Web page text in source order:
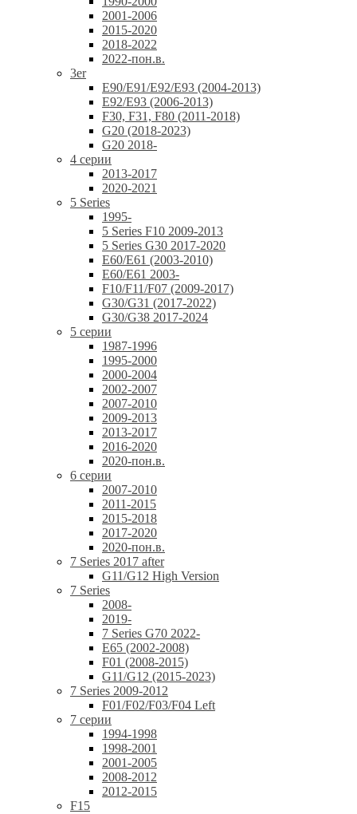
2001-2006
2015-2020
2018-2022
2022-пон.в.
3er
E90/E91/E92/E93 (2004-2013)
E92/E93 (2006-2013)
F30, F31, F80 (2011-2018)
G20 (2018-2023)
G20 2018-
4 серии
2013-2017
2020-2021
5 Series
1995-
5 Series F10 2009-2013
5 Series G30 2017-2020
E60/E61 (2003-2010)
E60/E61 2003-
F10/F11/F07 (2009-2017)
G30/G31 (2017-2022)
G30/G38 2017-2024
5 серии
1987-1996
1995-2000
2000-2004
2002-2007
2007-2010
2009-2013
2013-2017
2016-2020
2020-пон.в.
6 серии
2007-2010
2011-2015
2015-2018
2017-2020
2020-пон.в.
7 Series 2017 after
G11/G12 High Version
7 Series
2008-
2019-
7 Series G70 2022-
E65 (2002-2008)
F01 (2008-2015)
G11/G12 (2015-2023)
7 Series 2009-2012
F01/F02/F03/F04 Left
7 серии
1994-1998
1998-2001
2001-2005
2008-2012
2012-2015
F15